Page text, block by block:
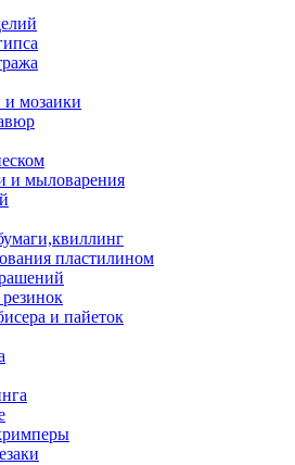
мозаики
и мыловарения
пластилином
и пайеток